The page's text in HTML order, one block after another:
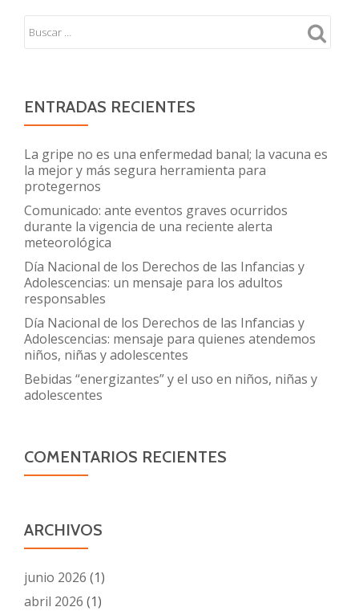
ENTRADAS RECIENTES
La gripe no es una enfermedad banal; la vacuna es
la mejor y más segura herramienta para
protegernos
Comunicado: ante eventos graves ocurridos
durante la vigencia de una reciente alerta
meteorológica
Día Nacional de los Derechos de las Infancias y
Adolescencias: un mensaje para los adultos
responsables
Día Nacional de los Derechos de las Infancias y
Adolescencias: mensaje para quienes atendemos
niños, niñas y adolescentes
Bebidas “energizantes” y el uso en niños, niñas y
adolescentes
COMENTARIOS RECIENTES
ARCHIVOS
junio 2026 (1)
abril 2026 (1)